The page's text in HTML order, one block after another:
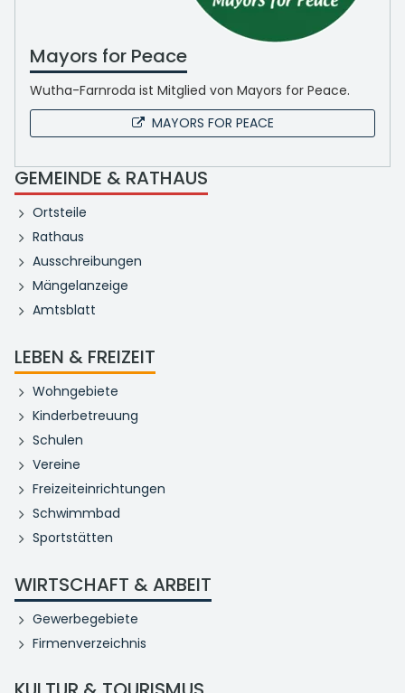
Mayors for Peace
Wutha-Farnroda ist Mitglied von Mayors for Peace.
MAYORS FOR PEACE
GEMEINDE & RATHAUS
Ortsteile
Rathaus
Ausschreibungen
Mängelanzeige
Amtsblatt
LEBEN & FREIZEIT
Wohngebiete
Kinderbetreuung
Schulen
Vereine
Freizeiteinrichtungen
Schwimmbad
Sportstätten
WIRTSCHAFT & ARBEIT
Gewerbegebiete
Firmenverzeichnis